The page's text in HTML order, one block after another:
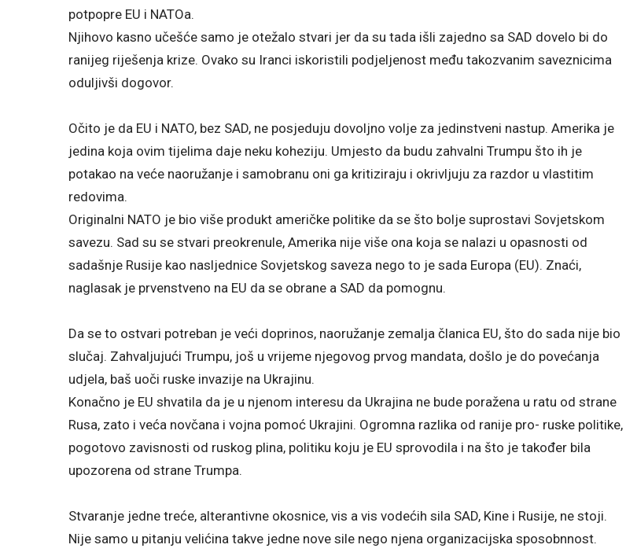
potpopre EU i NATOa.
Njihovo kasno učešće samo je otežalo stvari jer da su tada išli zajedno sa SAD dovelo bi do
ranijeg riješenja krize. Ovako su Iranci iskoristili podjeljenost među takozvanim saveznicima
oduljivši dogovor.
Očito je da EU i NATO, bez SAD, ne posjeduju dovoljno volje za jedinstveni nastup. Amerika je
jedina koja ovim tijelima daje neku koheziju. Umjesto da budu zahvalni Trumpu što ih je
potakao na veće naoružanje i samobranu oni ga kritiziraju i okrivljuju za razdor u vlastitim
redovima.
Originalni NATO je bio više produkt američke politike da se što bolje suprostavi Sovjetskom
savezu. Sad su se stvari preokrenule, Amerika nije više ona koja se nalazi u opasnosti od
sadašnje Rusije kao nasljednice Sovjetskog saveza nego to je sada Europa (EU). Znaći,
naglasak je prvenstveno na EU da se obrane a SAD da pomognu.
Da se to ostvari potreban je veći doprinos, naoružanje zemalja članica EU, što do sada nije bio
slučaj. Zahvaljujući Trumpu, još u vrijeme njegovog prvog mandata, došlo je do povećanja
udjela, baš uoči ruske invazije na Ukrajinu.
Konačno je EU shvatila da je u njenom interesu da Ukrajina ne bude poražena u ratu od strane
Rusa, zato i veća novčana i vojna pomoć Ukrajini. Ogromna razlika od ranije pro- ruske politike,
pogotovo zavisnosti od ruskog plina, politiku koju je EU sprovodila i na što je također bila
upozorena od strane Trumpa.
Stvaranje jedne treće, alterantivne okosnice, vis a vis vodećih sila SAD, Kine i Rusije, ne stoji.
Nije samo u pitanju velićina takve jedne nove sile nego njena organizacijska sposobnnost.